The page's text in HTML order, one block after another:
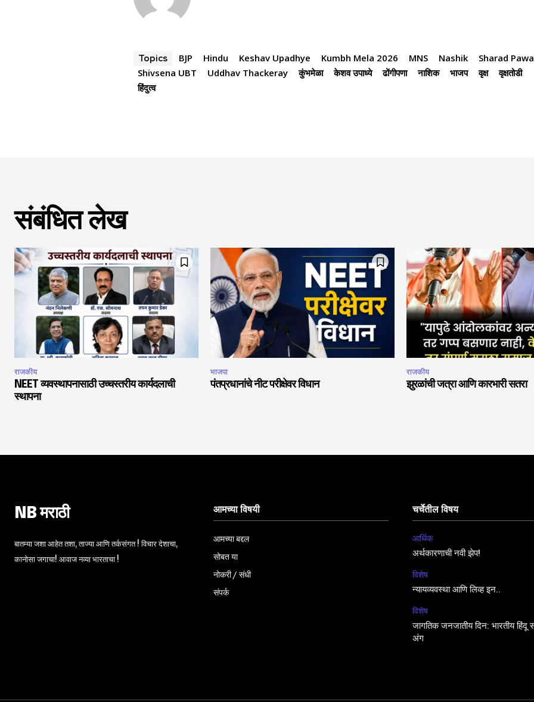
Topics BJP Hindu Keshav Upadhye Kumbh Mela 2026 MNS Nashik
Sharad
Shivsena UBT
Uddhav Thackeray कुंभमेळा केशव उपाध्ये ढोंगीपणा नाशिक भाजप वृक्ष
वृक्षतोडी
हिंदुत्व
संबंधित लेख
राजकीय
NEET व्यवस्थापनासाठी उच्चस्तरीय कार्यदलाची
स्थापना
भाजपा
पंतप्रधानांचे नीट परीक्षेवर विधान
राजकीय
झुरळांची जत्रा आणि कारभारी सतरा
NB मराठी
बातम्या जशा आहेत तशा, ताज्या आणि तर्कसंगत ! विचार देशाचा,
कानोसा जगाचा! आवाज नव्या भारताचा !
आमच्या विषयी
आमच्या बद्दल
सोबत या
नोकरी / संधी
संपर्क
चर्चेतील विषय
आर्थिक
अर्थकारणाची नवी झेप!
विशेष
न्यायव्यवस्था आणि लिव्ह इन..
विशेष
जागतिक जनजातीय दिन: भारतीय हिंदू
अंग